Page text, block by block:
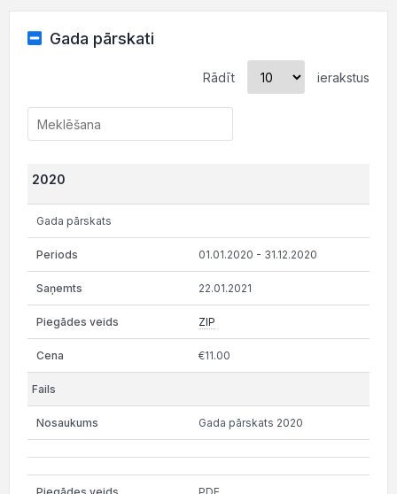
Gada pārskati
Rādīt ierakstus
2020
Gada pārskats
01.01.2020 - 31.12.2020
22.01.2021
ZIP
€11.00
Gada pārskats 2020